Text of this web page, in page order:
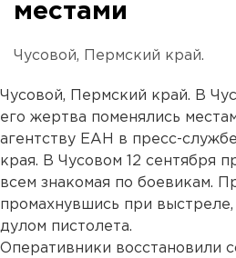
местами
Чусовой, Пермский край.
Чусовой, Пермский край. В
его жертва поменялись
агентству ЕАН в пресс-
края. В Чусовом 12 сентября
всем знакомая по боевикам.
промахнувшись при выстреле,
дулом пистолета.
Оперативники восстановили